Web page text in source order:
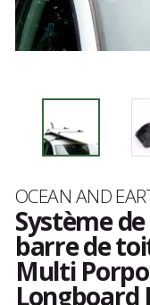
Marque
OCEAN AND
Système
barre de
Multi
Longboard